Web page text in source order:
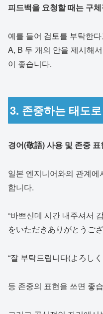
피드백을 요청할 때는 구
예를 들어 검토를 부탁한
A, B 두 개의 안을 제시해
이 좋습니다.
3. 존중하는 태도
경어(敬語) 사용 및 존중
일본 엔지니어와의 관계
합니다.
“바쁘신데 시간 내주셔서
をいただきありがとうご
“잘 부탁드립니다(よろし
등 존중의 표현을 쓰면 좋